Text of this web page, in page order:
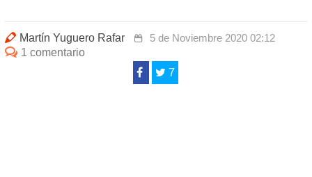
Martín Yuguero Rafar
5 de Noviembre 2020 02:12
1 comentario
7